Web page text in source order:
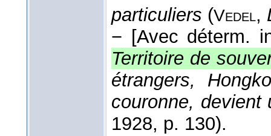
particuliers (Vedel,
− [Avec déterm.
Territoire de
étrangers,
couronne, devient
1928, p. 130).